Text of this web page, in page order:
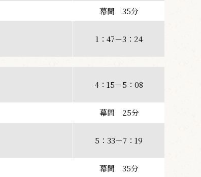
幕間 35分
1：47－3：24
4：15－5：08
幕間 25分
5：33－7：19
幕間 35分